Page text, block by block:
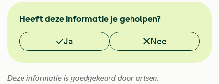
FMS
Heeft deze informatie je geholpen?
Vond je deze informatie nuttig?
Ja Nee
Deze informatie is goedgekeurd door artsen.